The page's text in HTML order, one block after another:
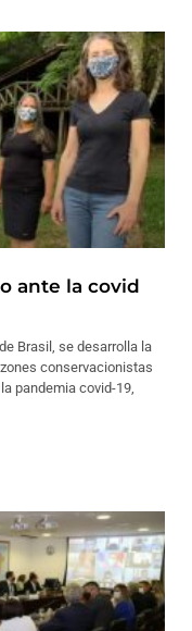
ante la covid
Brasil, se desarrolla la
conservacionistas
pandemia covid-19,